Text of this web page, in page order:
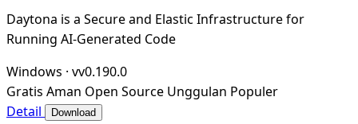
Daytona is a Secure and Elastic Infrastructure for
Running AI-Generated Code
Windows · vv0.190.0
Gratis Aman Open Source Unggulan Populer
Detail
Download